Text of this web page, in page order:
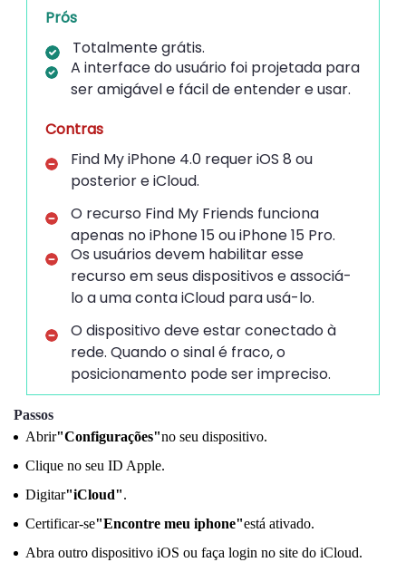
Prós
Totalmente grátis.
A interface do usuário foi projetada para
ser amigável e fácil de entender e usar.
Contras
Find My iPhone 4.0 requer iOS 8 ou
posterior e iCloud.
O recurso Find My Friends funciona
apenas no iPhone 15 ou iPhone 15 Pro.
Os usuários devem habilitar esse
recurso em seus dispositivos e associá-
lo a uma conta iCloud para usá-lo.
O dispositivo deve estar conectado à
rede.Quando o sinal é fraco, o
posicionamento pode ser impreciso.
Passos
Abrir"Configurações"no seu dispositivo.
Clique no seu ID Apple.
Digitar"iCloud".
Certificar-se"Encontre meu iphone"está ativado.
Abra outro dispositivo iOS ou faça login no site do iCloud.